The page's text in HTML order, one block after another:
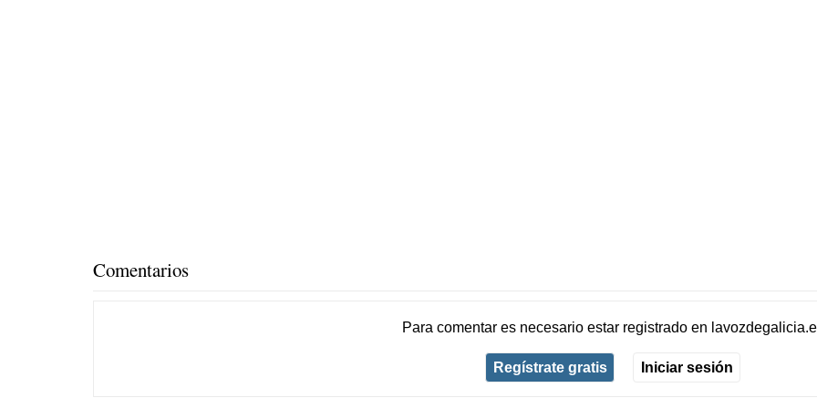
Comentarios
Para comentar es necesario estar registradoen
Regístrate gratis Iniciar sesión